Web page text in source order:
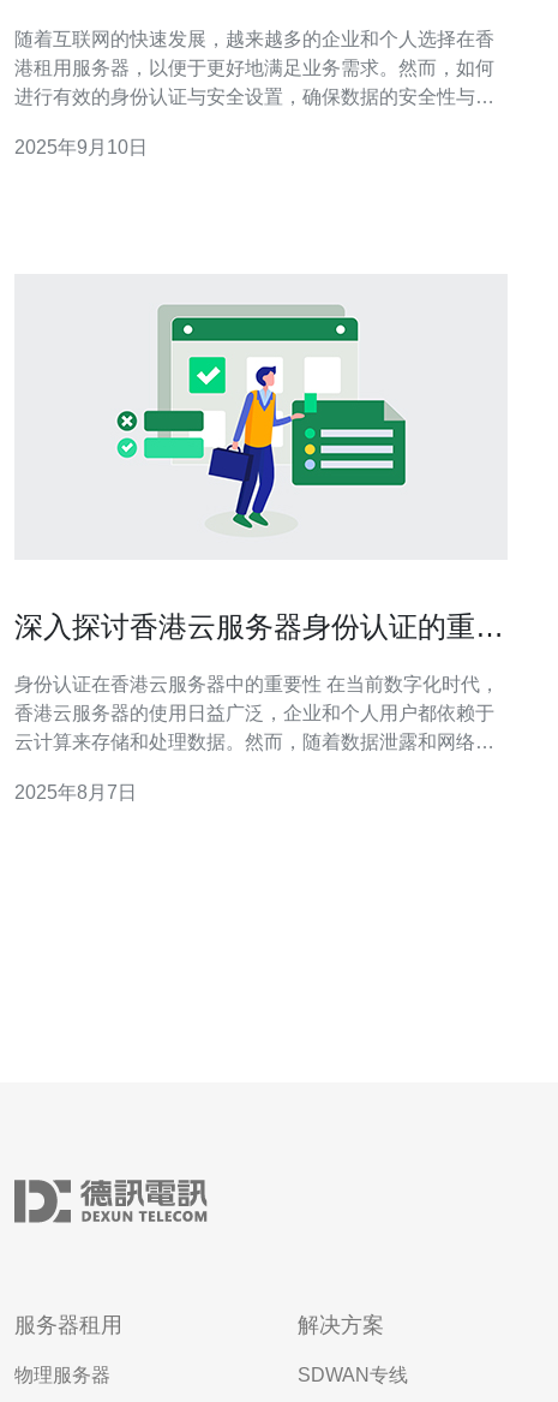
随着互联网的快速发展，越来越多的企业和个人选择在香
港租用服务器，以便于更好地满足业务需求。然而，如何
进行有效的身份认证与安全设置，确保数据的安全性与完
香港服务器的身份认证与安全设置的步骤和注意事项。 首
2025年9月10日
深入探讨香港云服务器身份认证的重要
身份认证在香港云服务器中的重要性 在当前数字化时代，
香港云服务器的使用日益广泛，企业和个人用户都依赖于
云计算来存储和处理数据。然而，随着数据泄露和网络攻
其重要性愈加凸显。以下是关于身份认证重要性的三大精
2025年8月7日
服务器租用
物理服务器
解决方案
SDWAN专线